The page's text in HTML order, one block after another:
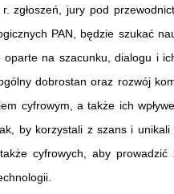
zgłoszeń, jury pod
PAN, będzie szukać
na szacunku, dialogu i
dobrostan oraz rozwój
cyfrowym, a także ich
by korzystali z szans i unikali
cyfrowych, aby prowadzić